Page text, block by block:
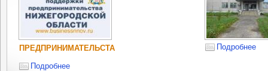
НЕСОВЕРШЕННОЛЕТНИХ
Подробнее